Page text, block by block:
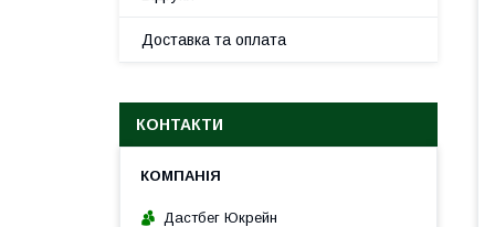
Доставка та оплата
КОНТАКТИ
Дастбег Юкрейн